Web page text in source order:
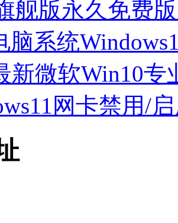
舰版永久免费
脑系统
新微软Win10专
网卡禁用/